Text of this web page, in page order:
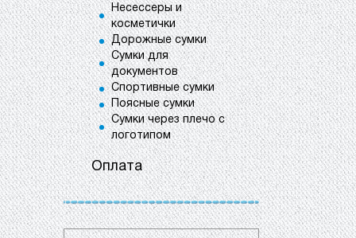
Несессеры и
косметички
Дорожные сумки
Сумки для
документов
Спортивные сумки
Поясные сумки
Сумки через плечо с
логотипом
Оплата